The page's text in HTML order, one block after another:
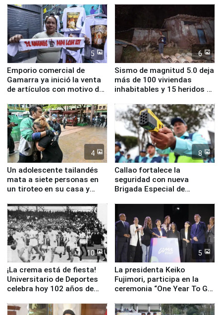
educación, salud y empleo
5
Emporio comercial de
Gamarra ya inició la venta
de artículos con motivo de
6
Sismo de magnitud 5.0 deja
más de 100 viviendas
inhabitables y 15 heridos en
4
Un adolescente tailandés
mata a siete personas en
un tiroteo en su casa y
8
Callao fortalece la
seguridad con nueva
Brigada Especial de
equipamiento para
Serenazgo
10
¡La crema está de fiesta!
Universitario de Deportes
celebra hoy 102 años de
5
La presidenta Keiko
Fujimori, participa en la
ceremonia “One Year To Go